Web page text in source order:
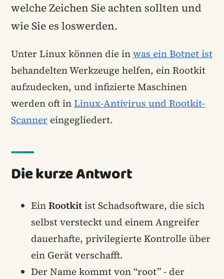
welche Zeichen Sie achten sollten und
wie Sie es loswerden.
Unter Linux können die inwas ein Botnet ist
behandelten Werkzeuge helfen, ein Rootkit
aufzudecken, und infizierte Maschinen
werden oft inLinux-Antivirus und Rootkit-
Scanner eingegliedert.
Die kurze Antwort
EinRootkitist Schadsoftware, die sich
selbst versteckt und einem Angreifer
dauerhafte, privilegierte Kontrolle über
ein Gerät verschafft.
Der Name kommt von “root” - der